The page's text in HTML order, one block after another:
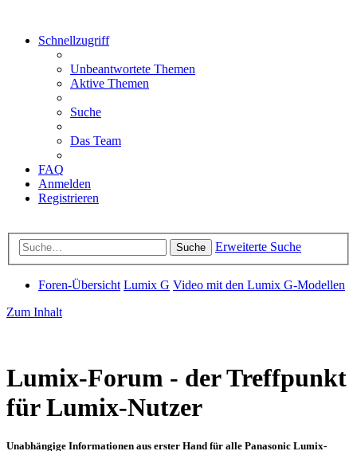
Schnellzugriff
Unbeantwortete Themen
Aktive Themen
Suche
Das Team
FAQ
Anmelden
Registrieren
Suche Erweiterte Suche
Foren-Übersicht Lumix G Video mit den Lumix G-Modellen
Zum Inhalt
Lumix-Forum - der Treffpunkt
für Lumix-Nutzer
Unabhängige Informationen aus erster Hand für alle Panasonic Lumix-